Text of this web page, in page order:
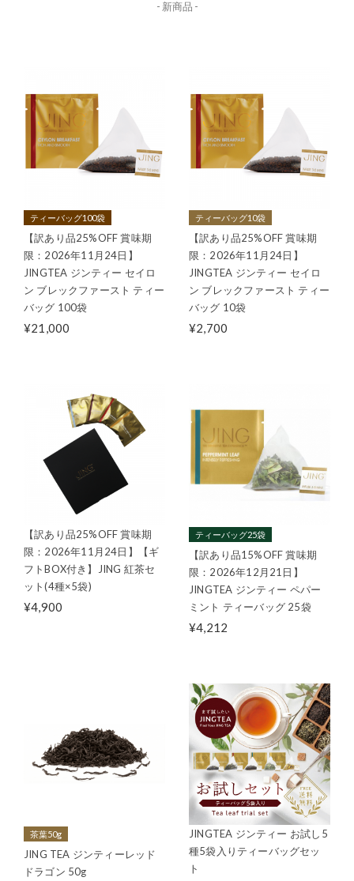
- 新商品 -
ティーバッグ100袋
【訳あり品25%OFF 賞味期
限：2026年11月24日】
JINGTEA ジンティー セイロ
ン ブレックファースト ティー
バッグ 100袋
¥21,000
ティーバッグ10袋
【訳あり品25%OFF 賞味期
限：2026年11月24日】
JINGTEA ジンティー セイロ
ン ブレックファースト ティー
バッグ 10袋
¥2,700
【訳あり品25%OFF 賞味期
限：2026年11月24日】【ギ
フトBOX付き】JING 紅茶セ
ット(4種×5袋)
¥4,900
ティーバッグ25袋
【訳あり品15%OFF 賞味期
限：2026年12月21日】
JINGTEA ジンティー ペパー
ミント ティーバッグ 25袋
¥4,212
茶葉50g
JING TEA ジンティーレッド
ドラゴン 50g
JINGTEA ジンティー お試し5
種5袋入りティーバッグセッ
ト